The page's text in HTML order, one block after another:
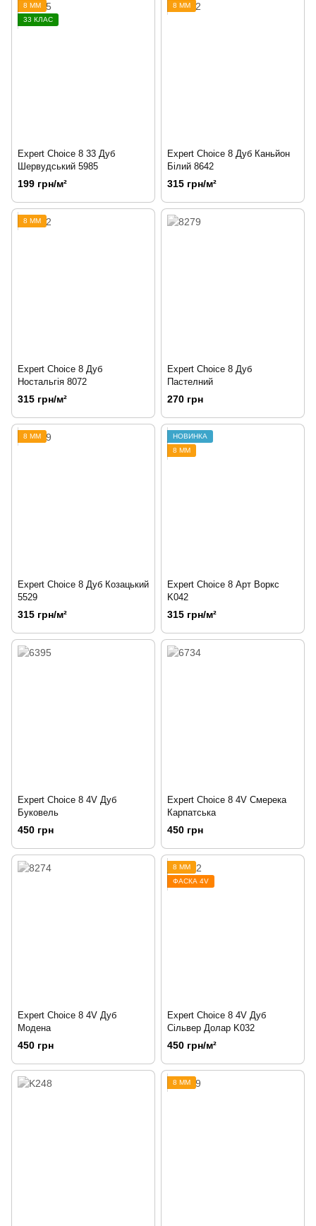
8 ММ
33 КЛАС
Expert Choice 8 33 Дуб
Шервудський 5985
199 грн/м²
8 ММ
Expert Choice 8 Дуб Каньйон
Білий 8642
315 грн/м²
8 ММ
Expert Choice 8 Дуб
Ностальгія 8072
315 грн/м²
Expert Choice 8 Дуб
Пастелний
270 грн
8 ММ
Expert Choice 8 Дуб Козацький
5529
315 грн/м²
НОВИНКА
8 ММ
Expert Choice 8 Арт Воркс
K042
315 грн/м²
Expert Choice 8 4V Дуб
Буковель
450 грн
Expert Choice 8 4V Смерека
Карпатська
450 грн
Expert Choice 8 4V Дуб
Модена
450 грн
8 ММ
ФАСКА 4V
Expert Choice 8 4V Дуб
Сільвер Долар K032
450 грн/м²
8 ММ